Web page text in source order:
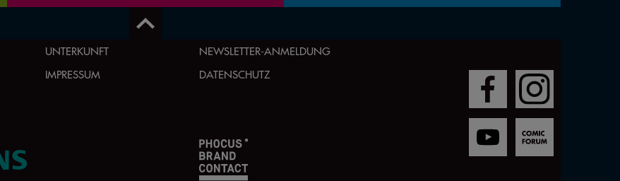
UNTERKUNFT
NEWSLETTER-ANMELDUNG
IMPRESSUM
DATENSCHUTZ